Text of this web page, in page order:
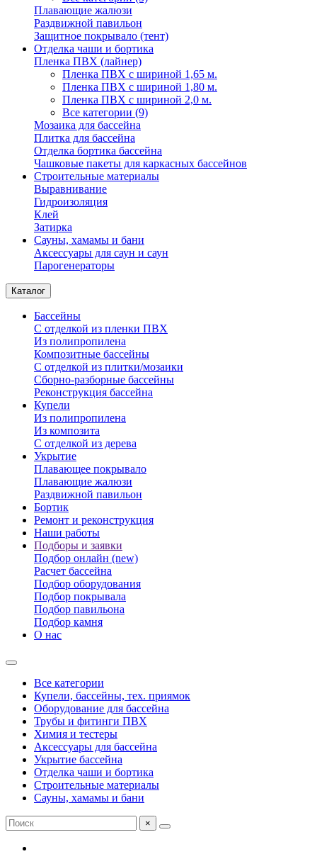
Плавающие жалюзи
Раздвижной павильон
Защитное покрывало (тент)
Отделка чаши и бортика
Пленка ПВХ (лайнер)
Пленка ПВХ с шириной 1,65 м.
Пленка ПВХ с шириной 1,80 м.
Пленка ПВХ с шириной 2,0 м.
Все категории (9)
Мозаика для бассейна
Плитка для бассейна
Отделка бортика бассейна
Чашковые пакеты для каркасных бассейнов
Строительные материалы
Выравнивание
Гидроизоляция
Клей
Затирка
Сауны, хамамы и бани
Аксессуары для саун и саун
Парогенераторы
Каталог
Бассейны
С отделкой из пленки ПВХ
Из полипропилена
Композитные бассейны
С отделкой из плитки/мозаики
Сборно-разборные бассейны
Реконструкция бассейна
Купели
Из полипропилена
Из композита
С отделкой из дерева
Укрытие
Плавающее покрывало
Плавающие жалюзи
Раздвижной павильон
Бортик
Ремонт и реконструкция
Наши работы
Подборы и заявки
Подбор онлайн (new)
Расчет бассейна
Подбор оборудования
Подбор покрывала
Подбор павильона
Подбор камня
О нас
Все категории
Купели, бассейны, тех. приямок
Оборудование для бассейна
Трубы и фитинги ПВХ
Химия и тестеры
Аксессуары для бассейна
Укрытие бассейна
Отделка чаши и бортика
Строительные материалы
Сауны, хамамы и бани
×